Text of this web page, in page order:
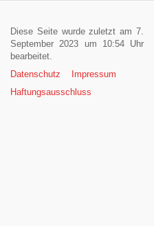
Diese Seite wurde zuletzt am 7.
September 2023 um 10:54 Uhr
bearbeitet.
Datenschutz
Impressum
Haftungsausschluss